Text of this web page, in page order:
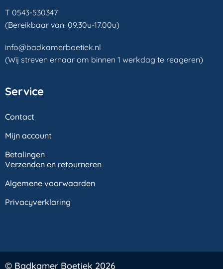
T 0543-530347
(Bereikbaar van: 09.30u-17.00u)
info@badkamerboetiek.nl
(Wij streven ernaar om binnen 1 werkdag te reageren)
Service
Contact
Mijn account
Betalingen
Verzenden en retourneren
Algemene voorwaarden
Privacyverklaring
© Badkamer Boetiek 2026